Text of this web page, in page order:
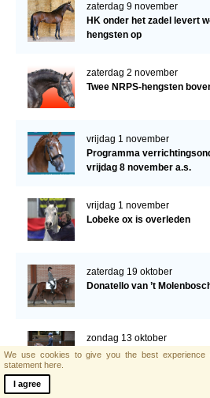
zaterdag 9 november
HK onder het zadel levert
hengsten op
zaterdag 2 november
Twee NRPS-hengsten
vrijdag 1 november
Programma
vrijdag 8 november a.s.
vrijdag 1 november
Lobeke ox is overleden
zaterdag 19 oktober
Donatello van ’t
zondag 13 oktober
NRPS ABOP: bijna
We use cookies to give you the best experience
statement here.
I agree